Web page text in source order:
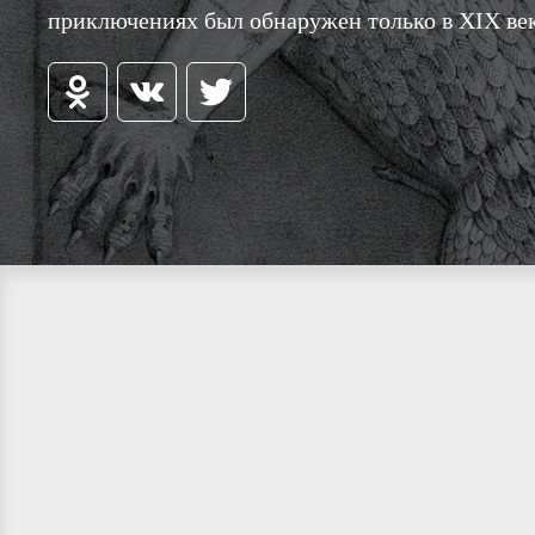
приключениях был обнаружен только в XIX